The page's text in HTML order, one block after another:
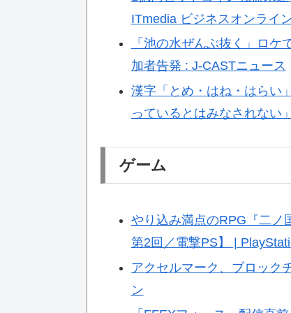
ITmedia ビジネスオンライ
「池の水ぜんぶ抜く」ロ
加者告発 : J-CASTニュース
漢字「とめ・はね・はらい
っているとはみなされない
ゲーム
やり込み満点のRPG『二ノ
第2回／電撃PS】 |
アクセルマーク、ブロック
ン